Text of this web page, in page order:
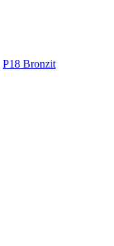
P18 Bronzit